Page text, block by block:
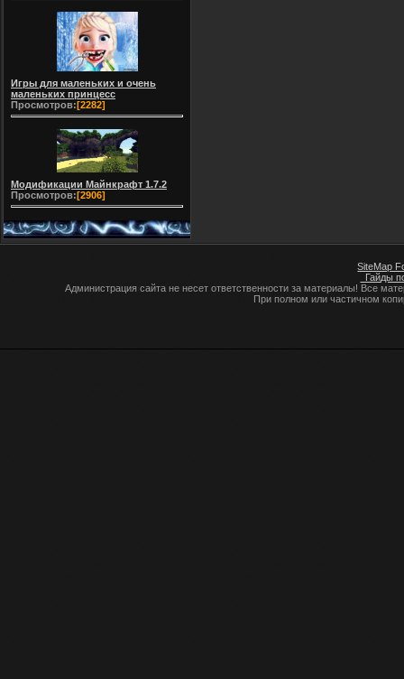
Игры для маленьких и очень
маленьких принцесс
Просмотров:[2282]
Модификации Майнкрафт 1.7.2
Просмотров:[2906]
SiteMap
Гайды
Администрация сайта не несет ответственности за материалы! Все
При полном или частичном